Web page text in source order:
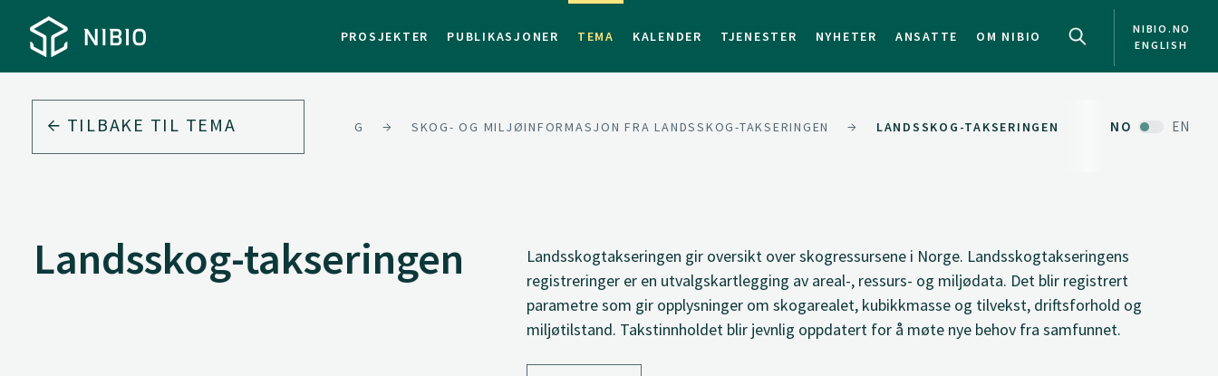
PROSJEKTER PUBLIKASJONER TEMA KALENDER TJENESTER NYHETER ANSATTE OM NIBIO
NIBIO.NO
ENGLISH
TILBAKE TIL TEMA SKOG SKOG- OG MILJØINFORMASJON FRA LANDSSKOG-TAKSERINGEN LANDSSKOG-TAKSERINGEN NO EN
Landsskog-takseringen
Landsskogtakseringen gir oversikt over skogressursene i Norge. Landsskogtakseringens
registreringer er en utvalgskartlegging av areal-, ressurs- og miljødata. Det blir registrert
parametre som gir opplysninger om skogarealet, kubikkmasse og tilvekst, driftsforhold og
miljøtilstand. Takstinnholdet blir jevnlig oppdatert for å møte nye behov fra samfunnet.